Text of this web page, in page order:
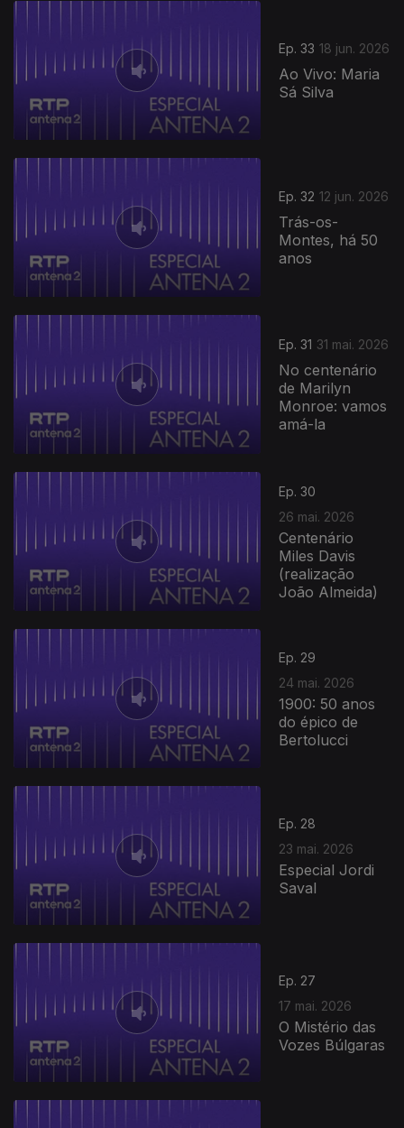
Ep. 33 18 jun. 2026
Ao Vivo: Maria
Sá Silva
Ep. 32 12 jun. 2026
Trás-os-
Montes, há 50
anos
Ep. 31 31 mai. 2026
No centenário
de Marilyn
Monroe: vamos
amá-la
Ep. 30
26 mai. 2026
Centenário
Miles Davis
(realização
João Almeida)
Ep. 29
24 mai. 2026
1900: 50 anos
do épico de
Bertolucci
Ep. 28
23 mai. 2026
Especial Jordi
Saval
932216
Ep. 27
17 mai. 2026
O Mistério das
Vozes Búlgaras